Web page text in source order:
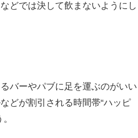
どでは決して飲まないようにし
バーやパブに足を運ぶのがいい
どが割引される時間帯“ハッピ